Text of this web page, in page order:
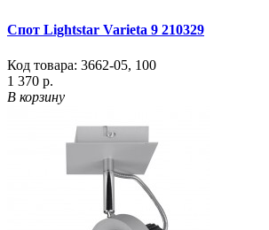
Спот Lightstar Varieta 9 210329
Код товара: 3662-05, 100
1 370 р.
В корзину